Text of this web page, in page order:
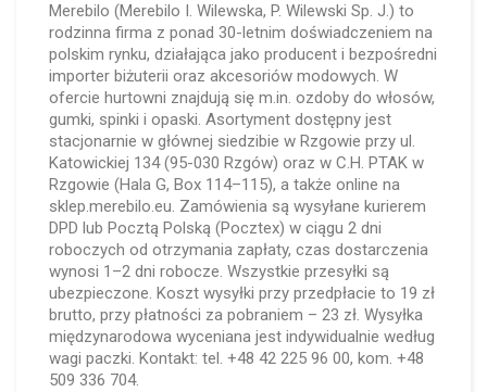
Merebilo (Merebilo I. Wilewska, P. Wilewski Sp. J.) to
rodzinna firma z ponad 30-letnim doświadczeniem na
polskim rynku, działająca jako producent i bezpośredni
importer biżuterii oraz akcesoriów modowych. W
ofercie hurtowni znajdują się m.in. ozdoby do włosów,
gumki, spinki i opaski. Asortyment dostępny jest
stacjonarnie w głównej siedzibie w Rzgowie przy ul.
Katowickiej 134 (95-030 Rzgów) oraz w C.H. PTAK w
Rzgowie (Hala G, Box 114–115), a także online na
sklep.merebilo.eu. Zamówienia są wysyłane kurierem
DPD lub Pocztą Polską (Pocztex) w ciągu 2 dni
roboczych od otrzymania zapłaty, czas dostarczenia
wynosi 1–2 dni robocze. Wszystkie przesyłki są
ubezpieczone. Koszt wysyłki przy przedpłacie to 19 zł
brutto, przy płatności za pobraniem – 23 zł. Wysyłka
międzynarodowa wyceniana jest indywidualnie według
wagi paczki. Kontakt: tel. +48 42 225 96 00, kom. +48
509 336 704.